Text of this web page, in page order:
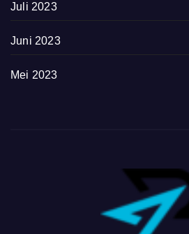
Juli 2023
Juni 2023
Mei 2023